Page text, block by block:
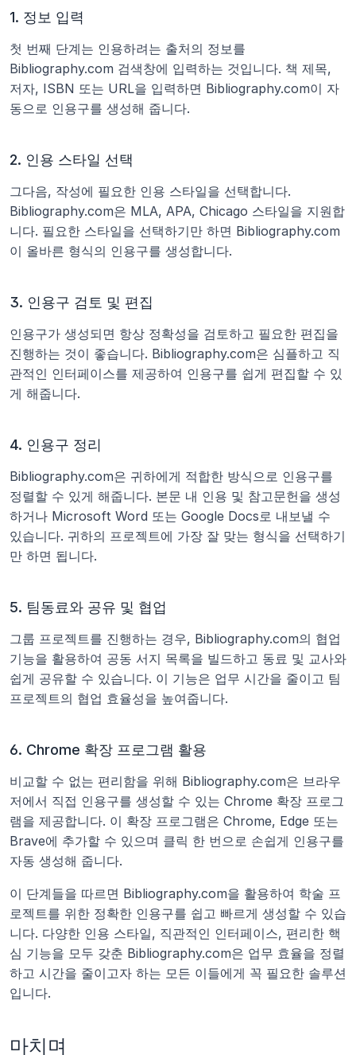
1. 정보 입력
첫 번째 단계는 인용하려는 출처의 정보를
Bibliography.com 검색창에 입력하는 것입니다. 책 제목,
저자, ISBN 또는 URL을 입력하면 Bibliography.com이 자
동으로 인용구를 생성해 줍니다.
2. 인용 스타일 선택
그다음, 작성에 필요한 인용 스타일을 선택합니다.
Bibliography.com은 MLA, APA, Chicago 스타일을 지원합
니다. 필요한 스타일을 선택하기만 하면 Bibliography.com
이 올바른 형식의 인용구를 생성합니다.
3. 인용구 검토 및 편집
인용구가 생성되면 항상 정확성을 검토하고 필요한 편집을
진행하는 것이 좋습니다. Bibliography.com은 심플하고 직
관적인 인터페이스를 제공하여 인용구를 쉽게 편집할 수 있
게 해줍니다.
4. 인용구 정리
Bibliography.com은 귀하에게 적합한 방식으로 인용구를
정렬할 수 있게 해줍니다. 본문 내 인용 및 참고문헌을 생성
하거나 Microsoft Word 또는 Google Docs로 내보낼 수
있습니다. 귀하의 프로젝트에 가장 잘 맞는 형식을 선택하기
만 하면 됩니다.
5. 팀동료와 공유 및 협업
그룹 프로젝트를 진행하는 경우, Bibliography.com의 협업
기능을 활용하여 공동 서지 목록을 빌드하고 동료 및 교사와
쉽게 공유할 수 있습니다. 이 기능은 업무 시간을 줄이고 팀
프로젝트의 협업 효율성을 높여줍니다.
6. Chrome 확장 프로그램 활용
비교할 수 없는 편리함을 위해 Bibliography.com은 브라우
저에서 직접 인용구를 생성할 수 있는 Chrome 확장 프로그
램을 제공합니다. 이 확장 프로그램은 Chrome, Edge 또는
Brave에 추가할 수 있으며 클릭 한 번으로 손쉽게 인용구를
자동 생성해 줍니다.
이 단계들을 따르면 Bibliography.com을 활용하여 학술 프
로젝트를 위한 정확한 인용구를 쉽고 빠르게 생성할 수 있습
니다. 다양한 인용 스타일, 직관적인 인터페이스, 편리한 핵
심 기능을 모두 갖춘 Bibliography.com은 업무 효율을 정렬
하고 시간을 줄이고자 하는 모든 이들에게 꼭 필요한 솔루션
입니다.
마치며